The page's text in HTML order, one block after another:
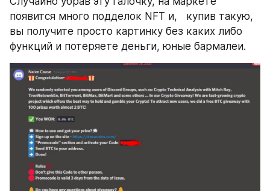
появится много подделок NFT и,   купив такую,
вы получите просто картинку без каких либо
функций и потеряете деньги, юные бармалеи.